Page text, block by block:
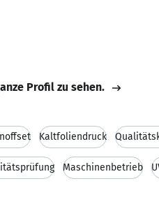
Profil zu sehen.
Kaltfoliendruck
Maschinenbetrieb